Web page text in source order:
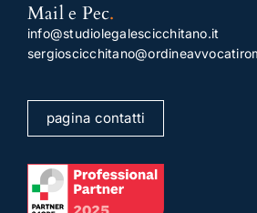
Mail e Pec.
info@studiolegalescicchitano.it
pagina contatti